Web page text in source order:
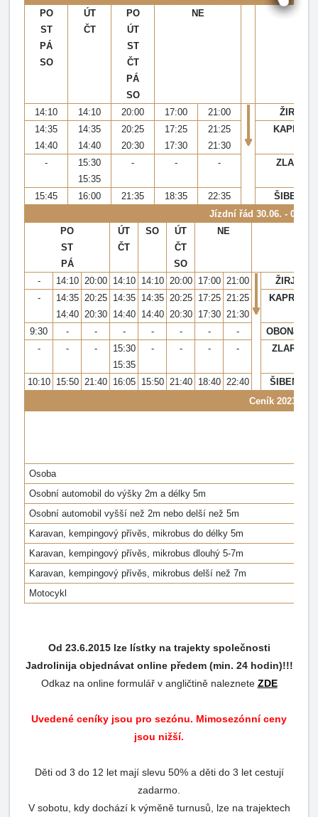
PO
ST
PÁ
SO
ÚT
ČT
PO
ÚT
ST
ČT
PÁ
SO
NE
14:10 14:10 20:00 17:00 21:00
ŽIRJE
14:35
14:40
14:35
14:40
20:25
20:30
17:25
17:30
21:25
21:30
KAPRIJE
-
15:30
15:35
- - - ZLARIN
15:45 16:00 21:35 18:35 22:35
ŠIBENIK
Jízdní řád 30.06. -
PO
ST
PÁ
ÚT
ČT
SO
ÚT
ČT
SO
NE
- 14:10 20:00 14:10 14:10 20:00 17:00 21:00
ŽIRJE
-
14:35
14:40
20:25
20:30
14:35
14:40
14:35
14:40
20:25
20:30
17:25
17:30
21:25
21:30
KAPRIJE
9:30 - - - - - - -
OBONJAN
-
- -
15:30
15:35
- - - - ZLARIN
10:10 15:50 21:40 16:05 15:50 21:40 18:40 22:40
ŠIBENIK
Ceník 2023
Osoba
Osobní automobil do výšky 2m a délky 5m
Osobní automobil vyšší než 2m nebo delší než 5m
Karavan, kempingový přívěs, mikrobus do délky 5m
Karavan, kempingový přívěs, mikrobus dlouhý 5-7m
Karavan, kempingový přívěs, mikrobus delší než 7m
Motocykl
Od 23.6.2015 lze lístky na trajekty společnosti
Jadrolinija objednávat online předem (min. 24 hodin)!!!
Odkaz na online formulář v angličtině naleznete ZDE
Uvedené ceníky jsou pro sezónu. Mimosezónní ceny
jsou nižší.
Děti od 3 do 12 let mají slevu 50% a děti do 3 let cestují
zadarmo.
V sobotu, kdy dochází k výměně turnusů, lze na trajektech